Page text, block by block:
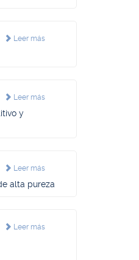
Leer más
Leer más
y
Leer más
alta pureza
Leer más